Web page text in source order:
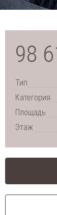
98
Тип
Категория
Площадь
Этаж